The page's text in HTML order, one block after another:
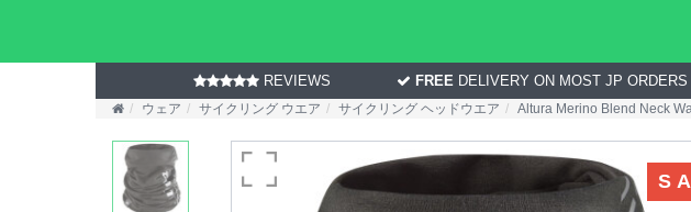
REVIEWS FREE DELIVERY ON MOST JP
ウェア サイクリング ウエア サイクリング ヘッドウエア Altura Merino Blend Neck